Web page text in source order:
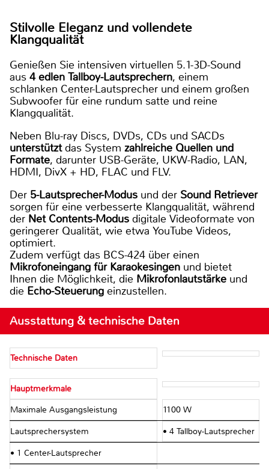
Stilvolle Eleganz und vollendete
Klangqualität
Genießen Sie intensiven virtuellen 5.1-3D-Sound
aus 4 edlen Tallboy-Lautsprechern, einem
schlanken Center-Lautsprecher und einem großen
Subwoofer für eine rundum satte und reine
Klangqualität.
Neben Blu-ray Discs, DVDs, CDs und SACDs
unterstütztdas System zahlreiche Quellen und
Formate, darunter USB-Geräte, UKW-Radio, LAN,
HDMI, DivX + HD, FLAC und FLV.
Der 5-Lautsprecher-Modus und der Sound Retriever
sorgen für eine verbesserte Klangqualität, während
der Net Contents-Modus digitale Videoformate von
geringerer Qualität, wie etwa YouTube Videos,
optimiert.
Zudem verfügt das BCS-424 über einen
Mikrofoneingang für Karaokesingen und bietet
Ihnen die Möglichkeit, die Mikrofonlautstärke und
die Echo-Steuerung einzustellen.
Ausstattung & technische Daten
Technische Daten
Hauptmerkmale
Maximale Ausgangsleistung 1100 W
Lautsprechersystem • 4 Tallboy-Lautsprecher
• 1 Center-Lautsprecher